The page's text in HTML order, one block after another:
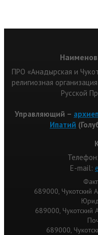
ПРО «Анадырская и
религиозная
Русской
Управляющий –
Ипатий
Е-mail:
689000, Чукотский
689000, Чукотский
689000,